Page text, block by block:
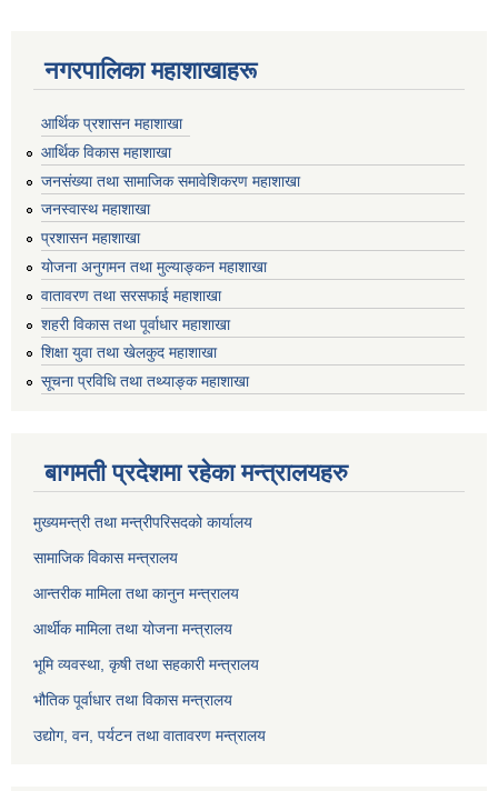
नगरपालिका महाशाखाहरू
आर्थिक प्रशासन महाशाखा
आर्थिक विकास महाशाखा
जनसंख्या तथा सामाजिक समावेशिकरण महाशाखा
जनस्वास्थ महाशाखा
प्रशासन महाशाखा
योजना अनुगमन तथा मुल्याङ्कन महाशाखा
वातावरण तथा सरसफाई महाशाखा
शहरी विकास तथा पूर्वाधार महाशाखा
शिक्षा युवा तथा खेलकुद महाशाखा
सूचना प्रविधि तथा तथ्याङ्क महाशाखा
बागमती प्रदेशमा रहेका मन्त्रालयहरु
मुख्यमन्त्री तथा मन्त्रीपरिसदको कार्यालय
सामाजिक विकास मन्त्रालय
आन्तरीक मामिला तथा कानुन मन्त्रालय
आर्थीक मामिला तथा योजना मन्त्रालय
भूमि व्यवस्था, कृषी तथा सहकारी मन्त्रालय
भौतिक पूर्वाधार तथा विकास मन्त्रालय
उद्योग, वन, पर्यटन तथा वातावरण मन्त्रालय